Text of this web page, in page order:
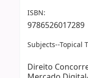
ISBN:
9786526017289
Subjects--Topical
Direito